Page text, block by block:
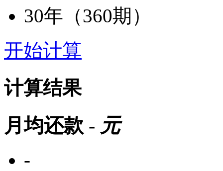
30年（360期）
开始计算
计算结果
月均还款 - 元
-